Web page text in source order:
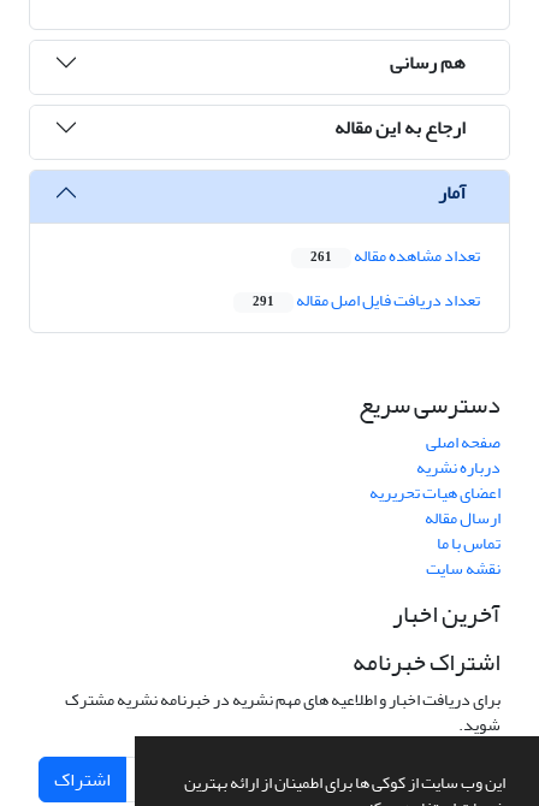
این وب سایت از کوکی ها برای اطمینان از ارائه بهترین
هم رسانی
ارجاع به این مقاله
آمار
تعداد مشاهده مقاله 261
تعداد دریافت فایل اصل مقاله 291
دسترسی سریع
صفحه اصلی
درباره نشریه
اعضای هیات تحریریه
ارسال مقاله
تماس با ما
نقشه سایت
آخرین اخبار
اشتراک خبرنامه
برای دریافت اخبار و اطلاعیه های مهم نشریه در خبرنامه نشریه مشترک
شوید.
اشتراک